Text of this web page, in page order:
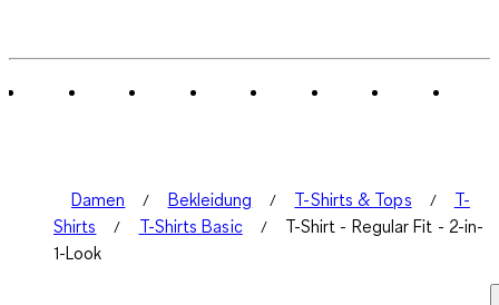
Damen Bekleidung T-Shirts & Tops
T-
Shirts
T-Shirts Basic
T-Shirt - Regular Fit - 2-in-
1-Look